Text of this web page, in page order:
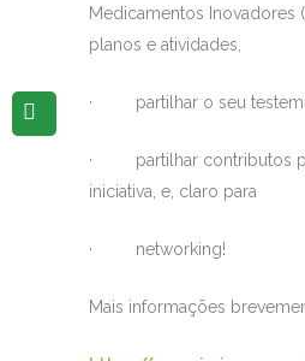
Medicamentos Inovadores
planos e atividades,
· partilhar o seu
· partilhar contributos
iniciativa, e, claro para
· networking!
Mais informações